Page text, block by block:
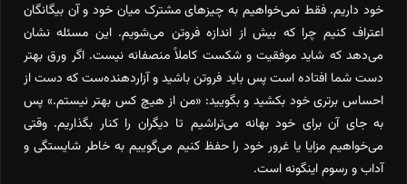
خود داریم. فقط نمی‌خواهیم به چیزهای مشترک میان خود و آن بیگانگان
اعتراف کنیم چرا که بیش از اندازه فروتن می‌شویم. این مسئله نشان
می‌دهد که شاید موفقیت و شکست کاملاً منصفانه نیست. اگر ورق بهتر
دست شما افتاده است پس باید فروتن باشید و آزاردهنده‌ست که دست از
احساس برتری خود بکشید و بگویید: «من از هیچ کس بهتر نیستم.» پس
به جای آن برای خود بهانه می‌تراشیم تا دیگران را کنار بگذاریم. وقتی
می‌خواهیم مزایا یا غرور خود را حفظ کنیم می‌گوییم به خاطر شایستگی و
آداب و رسوم اینگونه است.